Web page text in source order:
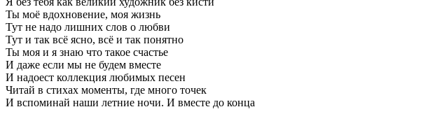
Ты моё вдохновение, моя жизнь
Тут не надо лишних слов о любви
Тут и так всё ясно, всё и так понятно
Ты моя и я знаю что такое счастье
И даже если мы не будем вместе
И надоест коллекция любимых песен
Читай в стихах моменты, где много точек
И вспоминай наши летние ночи. И вместе до конца